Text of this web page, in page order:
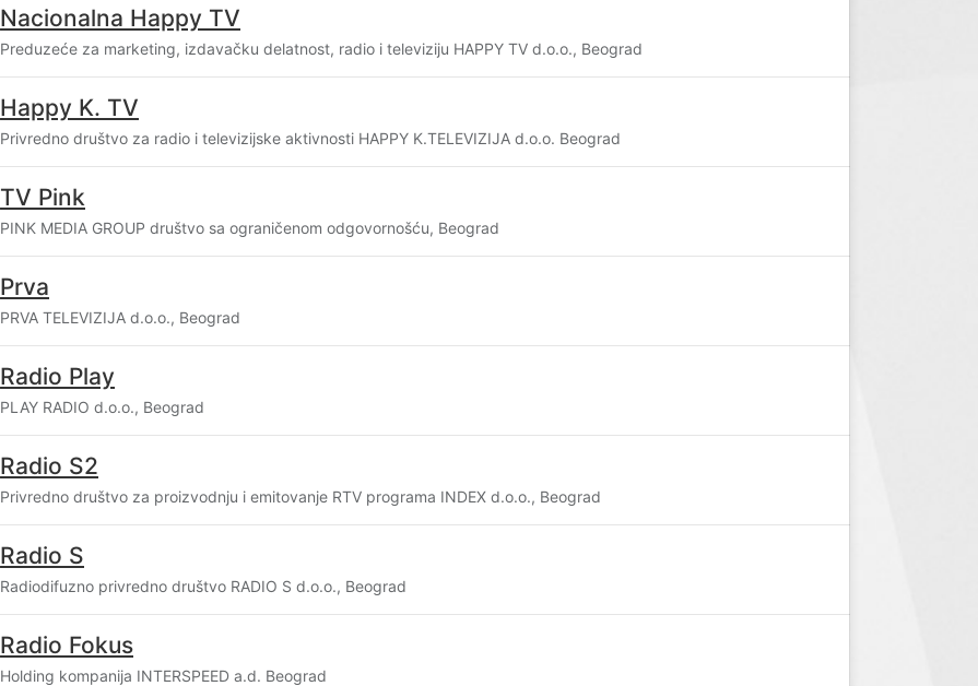
Nacionalna Happy TV
Preduzeće za marketing, izdavačku delatnost, radio i televiziju HAPPY TV d.o.o., Beograd
Happy K. TV
Privredno društvo za radio i televizijske aktivnosti HAPPY K.TELEVIZIJA d.o.o. Beograd
TV Pink
PINK MEDIA GROUP društvo sa ograničenom odgovornošću, Beograd
Prva
PRVA TELEVIZIJA d.o.o., Beograd
Radio Play
PLAY RADIO d.o.o., Beograd
Radio S2
Privredno društvo za proizvodnju i emitovanje RTV programa INDEX d.o.o., Beograd
Radio S
Radiodifuzno privredno društvo RADIO S d.o.o., Beograd
Radio Fokus
Holding kompanija INTERSPEED a.d. Beograd